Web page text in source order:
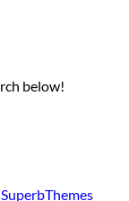
below!
SuperbThemes